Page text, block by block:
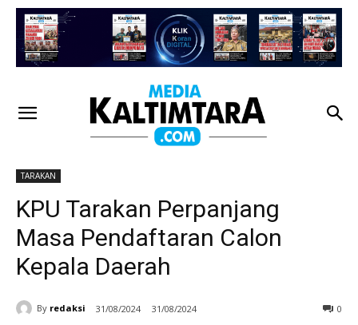
TARAKAN
KPU Tarakan Perpanjang
Masa Pendaftaran Calon
Kepala Daerah
By redaksi 31/08/2024 31/08/2024 0